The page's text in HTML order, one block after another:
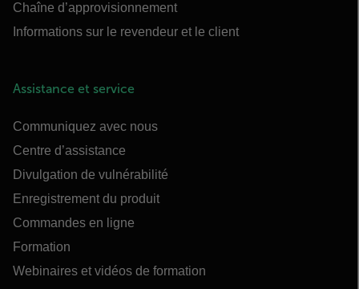
Chaîne d’approvisionnement
Informations sur le revendeur et le client
Assistance et service
Communiquez avec nous
Centre d’assistance
Divulgation de vulnérabilité
Enregistrement du produit
Commandes en ligne
Formation
Webinaires et vidéos de formation